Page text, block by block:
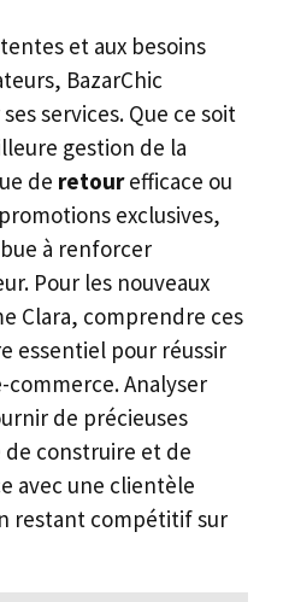
et aux besoins
BazarChic
services. Que ce soit
gestion de la
de retourefficace ou
exclusives,
à renforcer
Pour les nouveaux
Clara, comprendre ces
essentiel pour réussir
commerce. Analyser
de précieuses
de construire et de
avec une clientèle
restant compétitif sur